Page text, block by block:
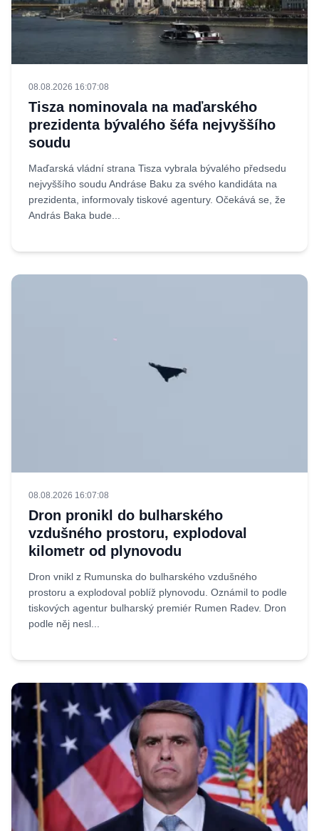
08.08.2026 16:07:08
Tisza nominovala na maďarského
prezidenta bývalého šéfa nejvyššího
soudu
Maďarská vládní strana Tisza vybrala bývalého předsedu
nejvyššího soudu Andráse Baku za svého kandidáta na
prezidenta, informovaly tiskové agentury. Očekává se, že
András Baka bude...
08.08.2026 16:07:08
Dron pronikl do bulharského
vzdušného prostoru, explodoval
kilometr od plynovodu
Dron vnikl z Rumunska do bulharského vzdušného
prostoru a explodoval poblíž plynovodu. Oznámil to podle
tiskových agentur bulharský premiér Rumen Radev. Dron
podle něj nesl...